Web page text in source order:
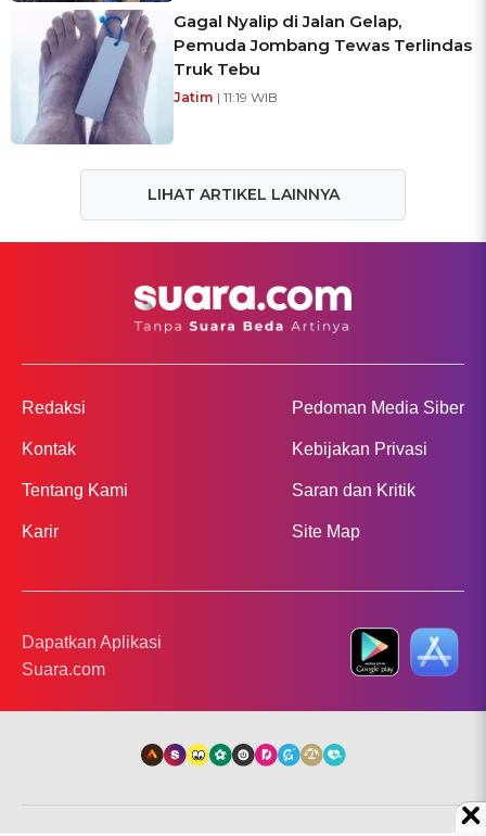
Gagal Nyalip di Jalan Gelap,
Pemuda Jombang Tewas Terlindas
Truk Tebu
Jatim | 11:19 WIB
LIHAT ARTIKEL LAINNYA
Redaksi
Kontak
Tentang Kami
Karir
Pedoman Media Siber
Kebijakan Privasi
Saran dan Kritik
Site Map
Dapatkan Aplikasi
Suara.com